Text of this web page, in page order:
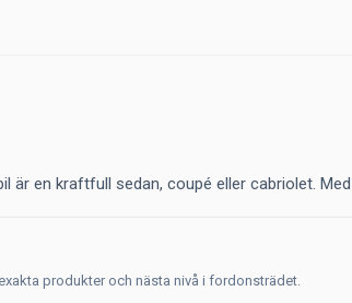
är en kraftfull sedan, coupé eller cabriolet.
produkter och nästa nivå i fordonsträdet.